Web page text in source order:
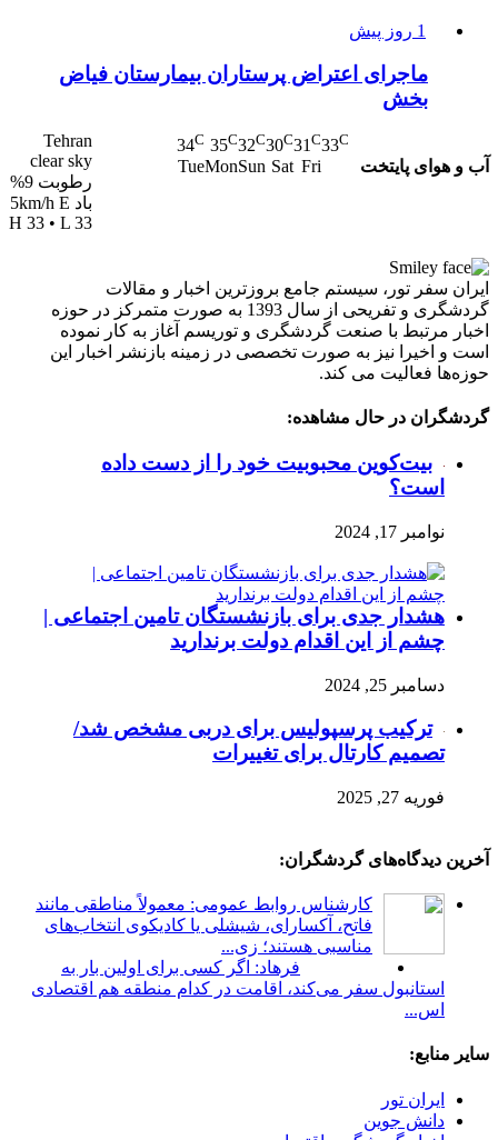
1 روز پیش
ماجرای اعتراض پرستاران بیمارستان فیاض
بخش
آب و هوای پایتخت
33C
Tehran
clear sky
رطوبت 9%
باد 5km/h E
H 33 • L 33
31C
Fri
30C
Sat
32C
Sun
35C
Mon
34C
Tue
ایران سفر تور، سیستم جامع بروزترین اخبار و مقالات
گردشگری و تفریحی از سال 1393 به صورت متمرکز در حوزه
اخبار مرتبط با صنعت گردشگری و توریسم آغاز به کار نموده
است و اخیرا نیز به صورت تخصصی در زمینه بازنشر اخبار این
حوزه‌ها فعالیت می کند.
گردشگران در حال مشاهده:
بیت‌کوین محبوبیت خود را از دست داده
است؟
نوامبر 17, 2024
هشدار جدی برای بازنشستگان تامین اجتماعی |
چشم از این اقدام دولت برندارید
دسامبر 25, 2024
ترکیب پرسپولیس برای دربی مشخص شد/
تصمیم کارتال برای تغییرات
فوریه 27, 2025
آخرین دیدگاه‌های گردشگران:
کارشناس روابط عمومی: معمولاً مناطقی مانند
فاتح، آکسارای، شیشلی یا کادیکوی انتخاب‌های
مناسبی هستند؛ زی...
فرهاد: اگر کسی برای اولین بار به
استانبول سفر می‌کند، اقامت در کدام منطقه هم اقتصادی
اس...
سایر منابع:
ایران تور
دانش جوین